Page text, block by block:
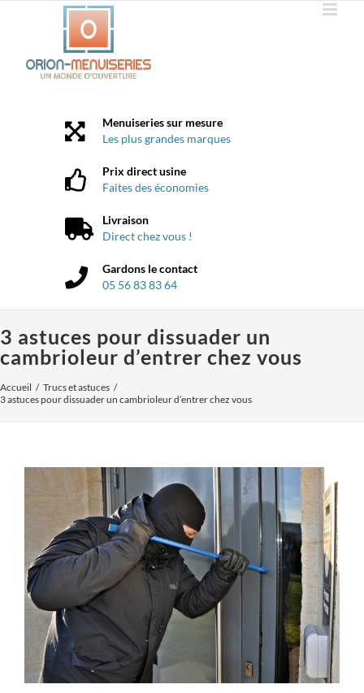
Menuiseries sur mesure
Les plus grandes marques
Prix direct usine
Faites des économies
Livraison
Direct chez vous !
Gardons le contact
05 56 83 83 64
3 astuces pour dissuader un
cambrioleur d’entrer chez vous
Accueil
Trucs et astuces
3 astuces pour dissuader un cambrioleur d’entrer chez vous
Voir
l'image